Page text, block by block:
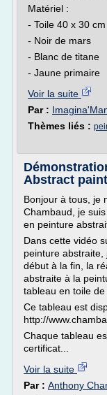
Matériel :
- Toile 40 x 30 cm
- Noir de mars
- Blanc de titane
- Jaune primaire
Voir la suite
Par :
Thèmes liés :
Abstract
Bonjour à tous, je
Chambaud, je
en peinture
Dans cette vidéo
peinture
début à la fin, la
abstraite à la
tableau en toile de
Ce tableau est
http://
Chaque tableau
certificat...
Voir la suite
Par : Anthony